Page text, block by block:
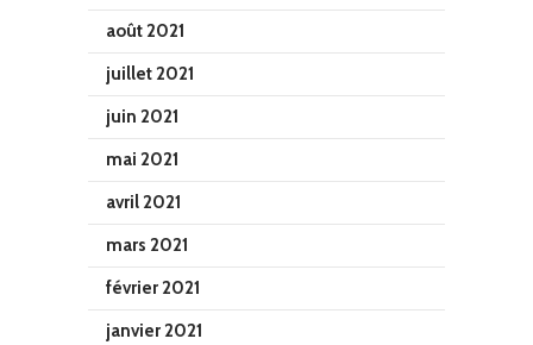
août 2021
juillet 2021
juin 2021
mai 2021
avril 2021
mars 2021
février 2021
janvier 2021